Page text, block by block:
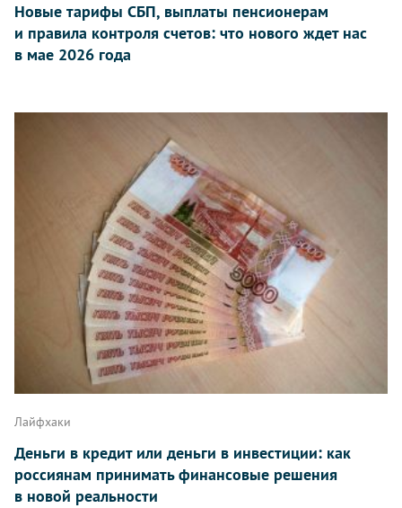
Новые тарифы СБП, выплаты пенсионерам
и правила контроля счетов: что нового ждет нас
в мае 2026 года
Лайфхаки
Деньги в кредит или деньги в инвестиции: как
россиянам принимать финансовые решения
в новой реальности